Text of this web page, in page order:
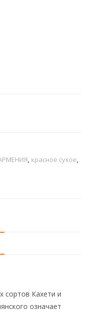
, красное сухое,
сортов Кахети и
означает